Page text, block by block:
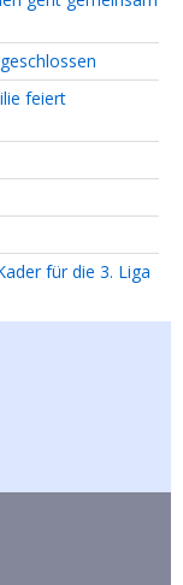
feiert
für die 3. Liga